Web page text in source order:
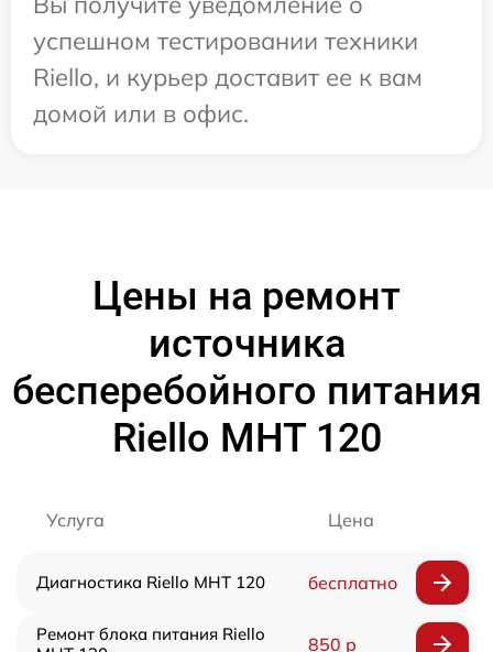
успешном тестировании техники
Riello, и курьер доставит ее к вам
домой или в офис.
Цены на ремонт
источника
бесперебойного питания
Riello MHT 120
Услуга Цена
Диагностика Riello MHT 120 бесплатно
Ремонт блока питания Riello
850 р